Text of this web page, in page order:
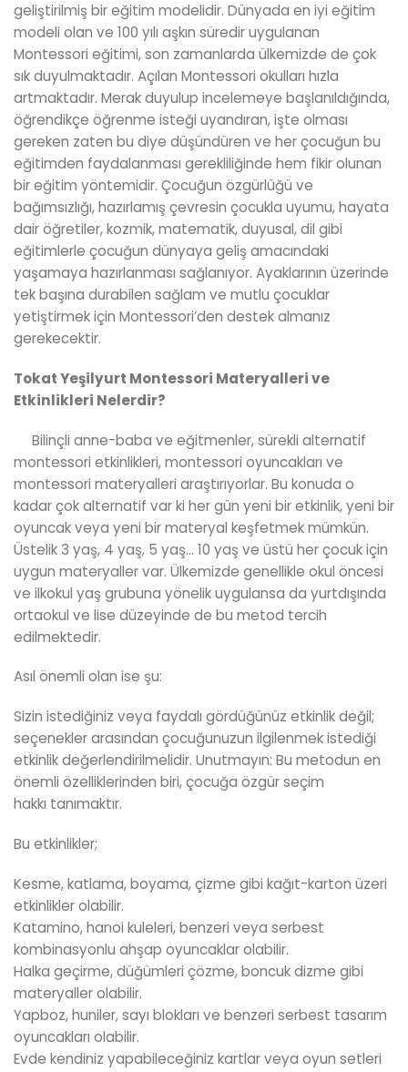
geliştirilmiş bir eğitim modelidir. Dünyada en iyi eğitim
modeli olan ve 100 yılı aşkın süredir uygulanan
Montessori eğitimi, son zamanlarda ülkemizde de çok
sık duyulmaktadır. Açılan Montessori okulları hızla
artmaktadır. Merak duyulup incelemeye başlanıldığında,
öğrendikçe öğrenme isteği uyandıran, işte olması
gereken zaten bu diye düşündüren ve her çocuğun bu
eğitimden faydalanması gerekliliğinde hem fikir olunan
bir eğitim yöntemidir. Çocuğun özgürlüğü ve
bağımsızlığı, hazırlamış çevresin çocukla uyumu, hayata
dair öğretiler, kozmik, matematik, duyusal, dil gibi
eğitimlerle çocuğun dünyaya geliş amacındaki
yaşamaya hazırlanması sağlanıyor. Ayaklarının üzerinde
tek başına durabilen sağlam ve mutlu çocuklar
yetiştirmek için Montessori’den destek almanız
gerekecektir.
Tokat Yeşilyurt Montessori Materyalleri ve
Etkinlikleri Nelerdir?
Bilinçli anne-baba ve eğitmenler, sürekli alternatif
montessori etkinlikleri, montessori oyuncakları ve
montessori materyalleri araştırıyorlar. Bu konuda o
kadar çok alternatif var ki her gün yeni bir etkinlik, yeni bir
oyuncak veya yeni bir materyal keşfetmek mümkün.
Üstelik 3 yaş, 4 yaş, 5 yaş… 10 yaş ve üstü her çocuk için
uygun materyaller var. Ülkemizde genellikle okul öncesi
ve ilkokul yaş grubuna yönelik uygulansa da yurtdışında
ortaokul ve lise düzeyinde de bu metod tercih
edilmektedir.
Asıl önemli olan ise şu:
Sizin istediğiniz veya faydalı gördüğünüz etkinlik değil;
seçenekler arasından çocuğunuzun ilgilenmek istediği
etkinlik değerlendirilmelidir. Unutmayın: Bu metodun en
önemli özelliklerinden biri, çocuğa özgür seçim
hakkı tanımaktır.
Bu etkinlikler;
Kesme, katlama, boyama, çizme gibi kağıt-karton üzeri
etkinlikler olabilir.
Katamino, hanoi kuleleri, benzeri veya serbest
kombinasyonlu ahşap oyuncaklar olabilir.
Halka geçirme, düğümleri çözme, boncuk dizme gibi
materyaller olabilir.
Yapboz, huniler, sayı blokları ve benzeri serbest tasarım
oyuncakları olabilir.
Evde kendiniz yapabileceğiniz kartlar veya oyun setleri